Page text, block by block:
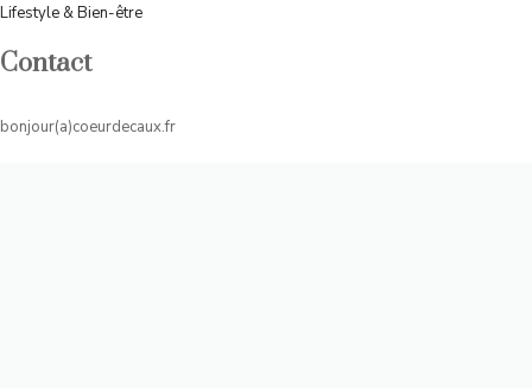
Lifestyle & Bien-être
Contact
bonjour(a)coeurdecaux.fr